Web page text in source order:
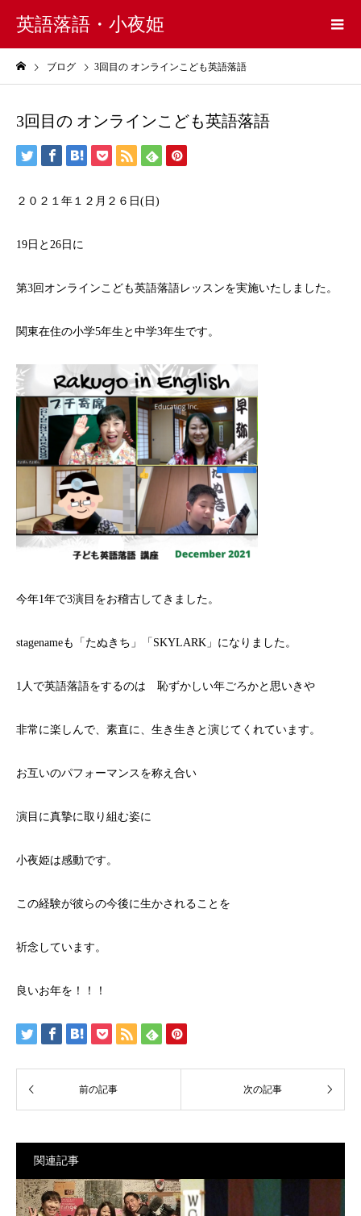
英語落語・小夜姫
ブログ 3回目の オンラインこども英語落語
3回目の オンラインこども英語落語
２０２１年１２月２６日(日)
19日と26日に
第3回オンラインこども英語落語レッスンを実施いたしました。
関東在住の小学5年生と中学3年生です。
今年1年で3演目をお稽古してきました。
stagenameも「たぬきち」「SKYLARK」になりました。
1人で英語落語をするのは 恥ずかしい年ごろかと思いきや
非常に楽しんで、素直に、生き生きと演じてくれています。
お互いのパフォーマンスを称え合い
演目に真摯に取り組む姿に
小夜姫は感動です。
この経験が彼らの今後に生かされることを
祈念しています。
良いお年を！！！
関連記事